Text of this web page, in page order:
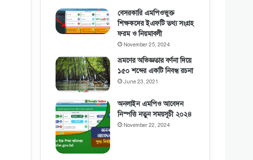
বেসরকারি এমপিওভুক্ত
শিক্ষকদের ইএফটি তথ্য সংগ্রহ
ফরম ও নিয়মাবলী
November 25, 2024
ভ্রমণের অভিজ্ঞতার বর্ণনা দিয়ে
১৫০ শব্দের একটি নিবন্ধ রচনা
June 23, 2021
অনলাইন এমপিও আবেদন
নিস্পত্তি নতুন সময়সূচী ২০২৪
November 22, 2024